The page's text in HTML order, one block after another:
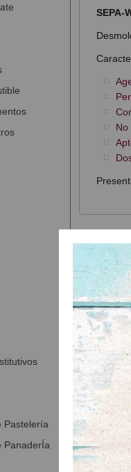
Pastelería
PanaderÍa
SEPA-
No